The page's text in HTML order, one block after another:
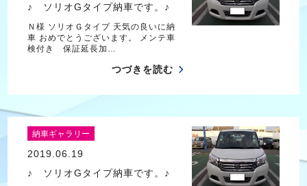
♪ ソリオGタイプ納車です。♪
Ｎ様 ソリオＧタイプ 天気の良いに納
車 おめでとうございます。 メンテ車
検付き 保証延長加…
つづきを読む
納車ギャラリー
2019.06.19
♪ ソリオGタイプ納車です。♪